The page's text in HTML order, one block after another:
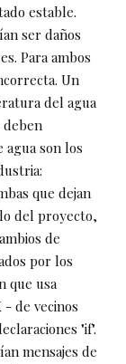
estable.
ser daños
Para ambos
Un
del agua
deben
son los
que dejan
del proyecto,
de
por los
que usa
de vecinos
"if".
mensajes de